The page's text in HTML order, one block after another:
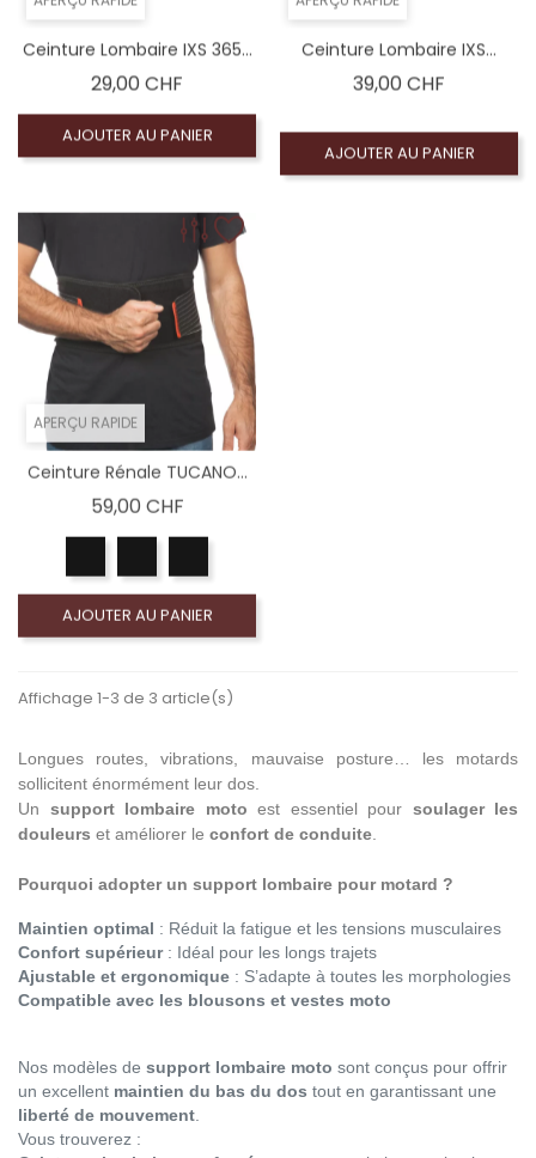
Ceinture Lombaire IXS 365...
29,00 CHF
AJOUTER AU PANIER
Ceinture Lombaire IXS...
39,00 CHF
AJOUTER AU PANIER
APERÇU RAPIDE
Ceinture Rénale TUCANO...
59,00 CHFPrix
AJOUTER AU PANIER
Affichage 1-3 de 3 article(s)
Longues routes, vibrations, mauvaise posture… les motards
sollicitent énormément leur dos.
Un support lombaire moto est essentiel pour soulager les
douleurs et améliorer le confort de conduite.
Pourquoi adopter un support lombaire pour motard ?
Maintien optimal : Réduit la fatigue et les tensions musculaires
Confort supérieur: Idéal pour les longs trajets
Ajustable et ergonomique : S’adapte à toutes les morphologies
Compatible avec les blousons et vestes moto
Nos modèles de support lombaire moto sont conçus pour offrir
un excellent maintien du bas du dos tout en garantissant une
liberté de mouvement.
Vous trouverez :